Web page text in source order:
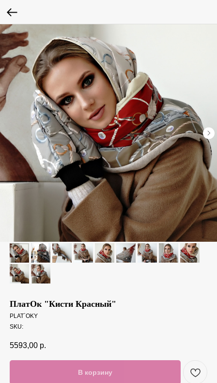
ПлатОк "Кисти Красный"
PLAT`OKY
SKU:
5593,00 р.
В корзину